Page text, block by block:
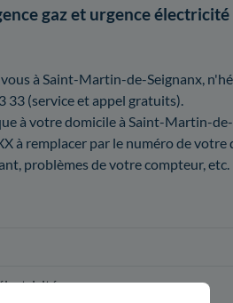
gaz et urgence
vous à Saint-Martin-de-Seignanx,
33 (service et appel gratuits).
à votre domicile à Saint-Martin-
à remplacer par le numéro de
problèmes de votre compteur, etc.